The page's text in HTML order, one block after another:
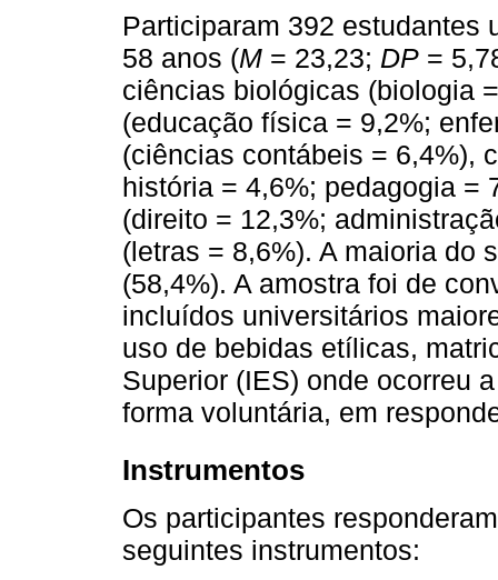
Participaram 392 estudantes
58 anos (M = 23,23; DP =
ciências biológicas (biologia
(educação física = 9,2%;
(ciências contábeis = 6,4%),
história = 4,6%; pedagogia =
(direito = 12,3%;
(letras = 8,6%). A maioria do
(58,4%). A amostra foi de
incluídos universitários
uso de bebidas etílicas,
Superior (IES) onde ocorreu
forma voluntária, em
Instrumentos
Os participantes
seguintes instrumentos: